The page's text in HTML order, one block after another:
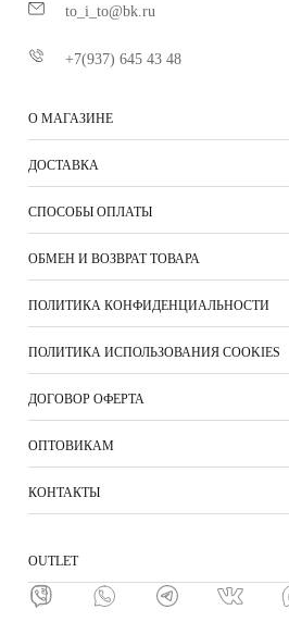
to_i_to@bk.ru
+7(937) 645 43 48
О МАГАЗИНЕ
ДОСТАВКА
СПОСОБЫ ОПЛАТЫ
ОБМЕН И ВОЗВРАТ ТОВАРА
ПОЛИТИКА КОНФИДЕНЦИАЛЬНОСТИ
ПОЛИТИКА ИСПОЛЬЗОВАНИЯ COOKIES
ДОГОВОР ОФЕРТА
ОПТОВИКАМ
КОНТАКТЫ
ОUTLET